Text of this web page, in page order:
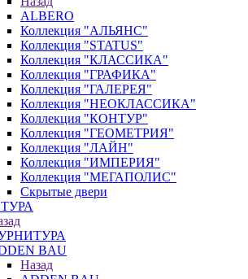
ALBERO
Коллекция "АЛЬЯНС"
Коллекция "STATUS"
Коллекция "КЛАССИКА"
Коллекция "ГРАФИКА"
Коллекция "ГАЛЕРЕЯ"
Коллекция "НЕОКЛАССИКА"
Коллекция "КОНТУР"
Коллекция "ГЕОМЕТРИЯ"
Коллекция "ЛАЙН"
Коллекция "ИМПЕРИЯ"
Коллекция "МЕГАПОЛИС"
Скрытые двери
BAU
Назад